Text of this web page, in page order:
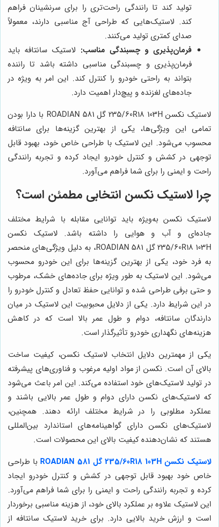
تولید کند تا رانندگی راحت‌تری را برای سرنشینان فراهم
کند. لاستیک‌هایی که طراحی آج مناسبی دارند، معمولاً
صدای کمتری تولید می‌کنند.
فرمان‌پذیری و چسبندگی مناسب: لاستیک سانتافه باید
فرمان‌پذیری و چسبندگی مناسبی داشته باشد تا راننده
بتواند به راحتی خودرو را کنترل کند. این امر به ویژه در
جاده‌های لغزنده و پیچ‌دار اهمیت دارد.
لاستیک نکسن 235/60R18 103H گل ROADIAN 581 با دارا بودن
تمامی این ویژگی‌ها، یکی از بهترین گزینه‌ها برای سانتافه
محسوب می‌شود. این لاستیک با طراحی خاص خود، بهبود قابل
توجهی در کشش و کنترل خودرو ایجاد کرده و تجربه رانندگی
راحت و ایمنی را برای شما فراهم می‌آورد.
چرا لاستیک نکسن انتخابی مطمئن است؟
لاستیک نکسن به‌ویژه باید توانایی مقابله با شرایط مختلف
جاده‌ای و آب و هوایی را داشته باشد. لاستیک نکسن
235/60R18 103H گل ROADIAN 581، به دلیل ویژگی‌های منحصر
به فرد خود، یکی از بهترین گزینه‌ها برای این خودرو محسوب
می‌شود. این لاستیک به طور ویژه برای جاده‌های خشک، مرطوب
و حتی برفی طراحی شده و توانایی حفظ تعادل و کنترل خودرو را
در این شرایط دارد. یکی از دلایل محبوبیت این لاستیک در میان
دارندگان سانتافه، دوام و طول عمر بالا است که در کاهش
هزینه‌های نگهداری خودرو تأثیرگذار است.
یکی از مهمترین دلایل انتخاب لاستیک نکسن، کیفیت ساخت
بالای آن است. نکسن از مواد اولیه مرغوب و فناوری‌های پیشرفته
در تولید لاستیک‌های خود استفاده می‌کند. این امر باعث می‌شود
که لاستیک‌های نکسن دارای دوام و طول عمر بالایی باشند و
عملکرد مطلوبی را در شرایط مختلف ارائه دهند. همچنین،
لاستیک‌های نکسن دارای گواهینامه‌های استاندارد بین‌المللی
هستند که نشان‌دهنده کیفیت بالای این محصولات است.
لاستیک نکسن 235/60R18 103H گل ROADIAN 581
با طراحی
خاص خود بهبود قابل توجهی در کشش و کنترل خودرو ایجاد
کرده و تجربه رانندگی راحت و ایمنی را برای شما فراهم می‌آورد.
این لاستیک علاوه بر عملکرد بالای خود، از هزینه مناسبی برخوردار
است و ارزش خرید بالایی دارد. برای خرید لاستیک سانتافه از